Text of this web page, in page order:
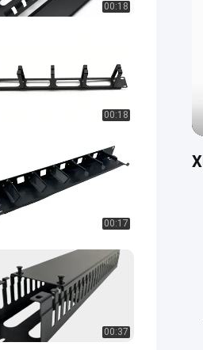
00:18
00:18
00:17
00:37